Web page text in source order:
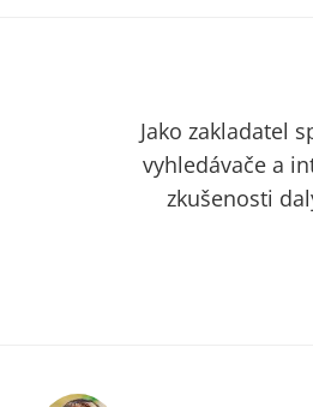
Jako zakladatel
vyhledávače a
zkušenosti